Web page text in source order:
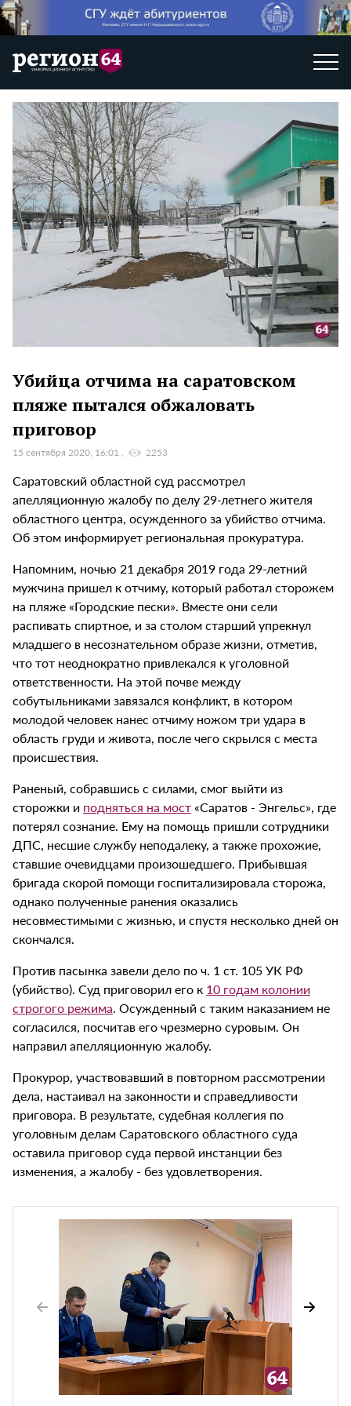
Убийца отчима на саратовском
пляже пытался обжаловать
приговор
15 сентября 2020, 16:01 2253
Саратовский областной суд рассмотрел
апелляционную жалобу по делу 29-летнего жителя
областного центра, осужденного за убийство отчима.
Об этом информирует региональная прокуратура.
Напомним, ночью 21 декабря 2019 года 29-летний
мужчина пришел к отчиму, который работал сторожем
на пляже «Городские пески». Вместе они сели
распивать спиртное, и за столом старший упрекнул
младшего в несознательном образе жизни, отметив,
что тот неоднократно привлекался к уголовной
ответственности. На этой почве между
собутыльниками завязался конфликт, в котором
молодой человек нанес отчиму ножом три удара в
область груди и живота, после чего скрылся с места
происшествия.
Раненый, собравшись с силами, смог выйти из
сторожки и подняться на мост «Саратов - Энгельс», где
потерял сознание. Ему на помощь пришли сотрудники
ДПС, несшие службу неподалеку, а также прохожие,
ставшие очевидцами произошедшего. Прибывшая
бригада скорой помощи госпитализировала сторожа,
однако полученные ранения оказались
несовместимыми с жизнью, и спустя несколько дней он
скончался.
Против пасынка завели дело по ч. 1 ст. 105 УК РФ
(убийство). Суд приговорил его к 10 годам колонии
строгого режима. Осужденный с таким наказанием не
согласился, посчитав его чрезмерно суровым. Он
направил апелляционную жалобу.
Прокурор, участвовавший в повторном рассмотрении
дела, настаивал на законности и справедливости
приговора. В результате, судебная коллегия по
уголовным делам Саратовского областного суда
оставила приговор суда первой инстанции без
изменения, а жалобу - без удовлетворения.